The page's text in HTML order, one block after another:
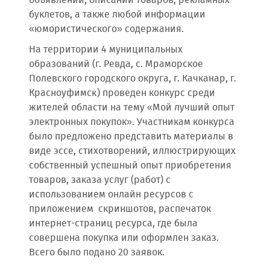
буклетов, а также любой информации
«юмористического» содержания.
На территории 4 муниципальных
образований (г. Ревда, с. Мраморское
Полевского городского округа, г. Качканар, г.
Красноуфимск) проведен конкурс среди
жителей области на тему «Мой лучший опыт
электронных покупок». Участникам конкурса
было предложено представить материалы в
виде эссе, стихотворений, иллюстрирующих
собственный успешный опыт приобретения
товаров, заказа услуг (работ) с
использованием онлайн ресурсов с
приложением скриншотов, распечаток
интернет-страниц ресурса, где была
совершена покупка или оформлен заказ.
Всего было подано 20 заявок.